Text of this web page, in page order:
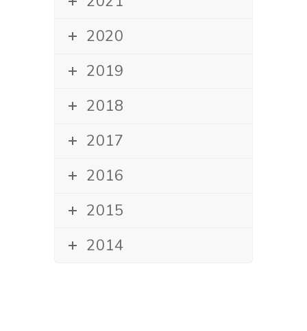
2020
2019
2018
2017
2016
2015
2014